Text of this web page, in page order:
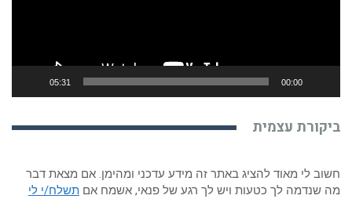
עצמית
לי מאוד להציג באתר זה מידע עדכני ומהימן. אם מצאת דבר
שנדמה לך כטעות ויש לך רגע של פנאי, אשמח אםתשלח/י לי